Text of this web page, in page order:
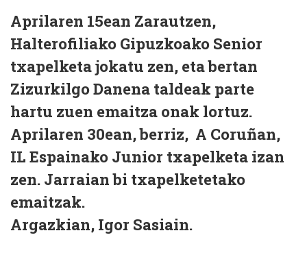
Aprilaren 15ean Zarautzen,
Halterofiliako Gipuzkoako Senior
txapelketa jokatu zen, eta bertan
Zizurkilgo Danena taldeak parte
hartu zuen emaitza onak lortuz.
Aprilaren 30ean, berriz, A Coruñan,
IL Espainako Junior txapelketa izan
zen. Jarraian bi txapelketetako
emaitzak.
Argazkian, Igor Sasiain.